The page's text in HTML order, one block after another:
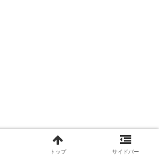
トップ サイドバー